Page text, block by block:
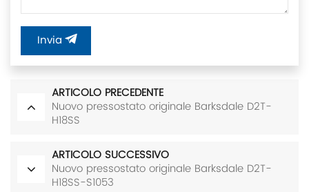
Invia
ARTICOLO PRECEDENTE
Nuovo pressostato originale Barksdale D2T-
H18SS
ARTICOLO SUCCESSIVO
Nuovo pressostato originale Barksdale D2T-
H18SS-S1053